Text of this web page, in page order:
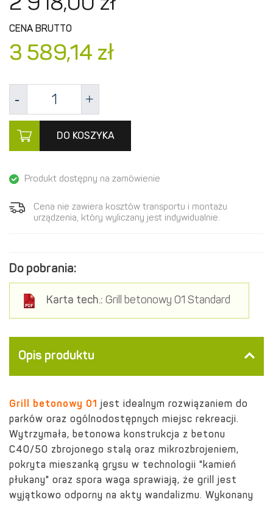
CENA BRUTTO
3 589,14 zł
DO KOSZYKA
Produkt dostępny na zamówienie
Cena nie zawiera kosztów transportu i montażu
urządzenia, który wyliczany jest indywidualnie.
Do pobrania:
Karta tech.: Grill betonowy 01 Standard
Opis produktu
Grill betonowy 01 jest idealnym rozwiązaniem do
parków oraz ogólnodostępnych miejsc rekreacji.
Wytrzymała, betonowa konstrukcja z betonu
C40/50 zbrojonego stalą oraz mikrozbrojeniem,
pokryta mieszanką grysu w technologii "kamień
płukany" oraz spora waga sprawiają, że grill jest
wyjątkowo odporny na akty wandalizmu. Wykonany